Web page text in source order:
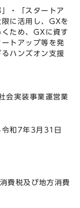
・「スタートア
に活用し、GXを
ため、GXに資す
トアップ等を発
ハンズオン支援
実装事業運営業
和7年3月31日
税及び地方消費